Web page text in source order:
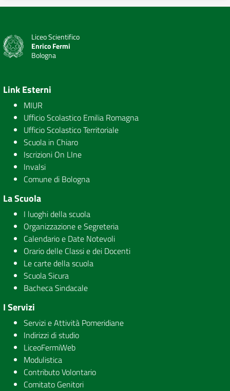
Liceo Scientifico
Enrico Fermi
Bologna
Link Esterni
MIUR
Ufficio Scolastico Emilia Romagna
Ufficio Scolastico Territoriale
Scuola in Chiaro
Iscrizioni On LIne
Invalsi
Comune di Bologna
La Scuola
I luoghi della scuola
Organizzazione e Segreteria
Calendario e Date Notevoli
Orario delle Classi e dei Docenti
Le carte della scuola
Scuola Sicura
Bacheca Sindacale
I Servizi
Servizi e Attività Pomeridiane
Indirizzi di studio
LiceoFermiWeb
Modulistica
Contributo Volontario
Comitato Genitori